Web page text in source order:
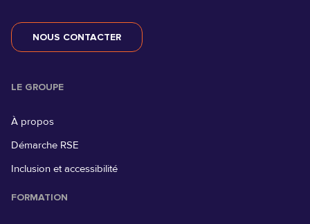
NOUS CONTACTER
LE GROUPE
À propos
Démarche RSE
Inclusion et accessibilité
FORMATION